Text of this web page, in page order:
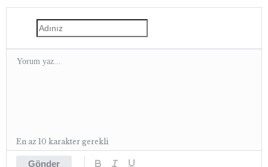
Gönder
En az 10 karakter gerekli